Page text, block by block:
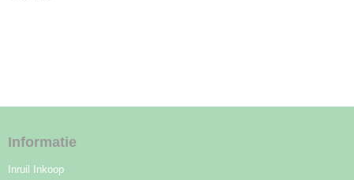
Informatie
Inruil Inkoop